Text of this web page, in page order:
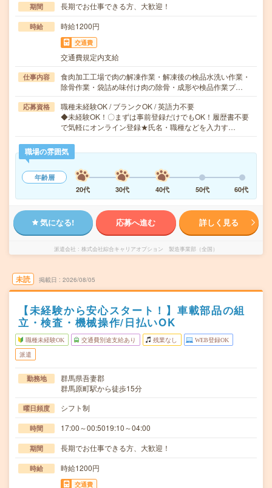
期間 長期でお仕事できる方、大歓迎！
時給 時給1200円
交通費
交通費規定内支給
仕事内容
食肉加工工場で肉の解凍作業・解凍後の検品水洗い作業・
除骨作業・袋詰め味付け肉の除骨・成形や検品作業プ…
応募資格
職種未経験OK / ブランクOK / 英語力不要
◆未経験OK！〇まずは事前登録だけでもOK！履歴書不要
で気軽にオンライン登録★氏名・職種などを入力す…
職場の雰囲気
年齢層
20代
30代 40代 50代 60代
気になる! 応募へ進む 詳しく見る
派遣会社 株式会社綜合キャリアオプション 製造事業部（全国）
未読 掲載日 2026/08/05
【未経験から安心スタート！】車載部品の組
立・検査・機械操作/日払いOK
職種未経験OK 交通費別途支給あり 残業なし WEB登録OK
派遣
勤務地
群馬県吾妻郡
群馬原町駅から徒歩15分
曜日頻度 シフト制
時間 17:00～00:5019:10～04:00
期間 長期でお仕事できる方、大歓迎！
時給 時給1200円
交通費